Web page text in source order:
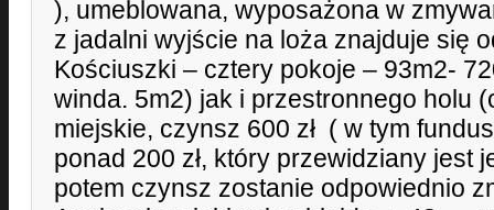
), umeblowana, wyposażona w
z jadalni wyjście na loża znajduje się
Kościuszki – cztery pokoje – 93m2-
winda. 5m2) jak i przestronnego holu
miejskie, czynsz 600 zł ( w tym
ponad 200 zł, który przewidziany jest
potem czynsz zostanie odpowiednio